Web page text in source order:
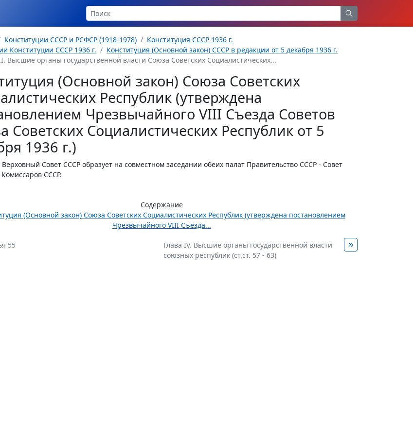
Конституции СССР и РСФСР (1918-1978)
Конституция СССР 1936 г.
Конституции СССР 1936 г.
Конституция (Основной закон) СССР в редакции от 5 декабря 1936 г.
Высшие органы государственной власти Союза Советских Социалистических...
(Основной закон) Союза Советских
Республик (утверждена
Чрезвычайного VIII Съезда Советов
Советских Социалистических Республик от 5
1936 г.)
Верховный Совет СССР образует на совместном заседании обеих палат Правительство СССР - Совет
СССР.
Содержание
(Основной закон) Союза Советских Социалистических Республик (утверждена постановлением
Чрезвычайного VIII Съезда...
55
Глава IV. Высшие органы государственной власти
союзных республик (ст.ст. 57 - 63)